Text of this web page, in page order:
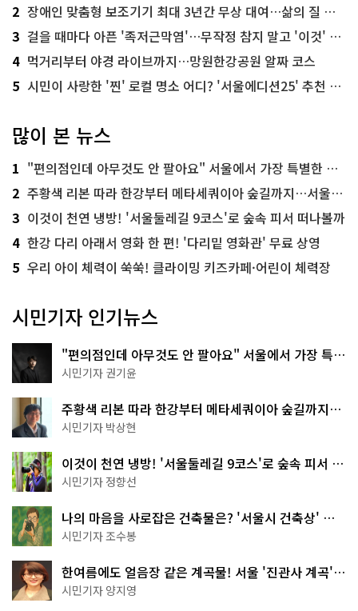
2 장애인 맞춤형 보조기기 최대 3년간 무상 대여…삶의 질 높인다
3 걸을 때마다 아픈 '족저근막염'…무작정 참지 말고 '이것' 해보세요!
4 먹거리부터 야경 라이브까지…망원한강공원 알짜 코스
5 시민이 사랑한 '찐' 로컬 명소 어디? '서울에디션25' 추천 코스
많이 본 뉴스
1 "편의점인데 아무것도 안 팔아요" 서울에서 가장 특별한 편의점의 정체
2 주황색 리본 따라 한강부터 메타세쿼이아 숲길까지…서울둘레길 15코스
3 이것이 천연 냉방! '서울둘레길 9코스'로 숲속 피서 떠나볼까
4 한강 다리 아래서 영화 한 편! '다리밑 영화관' 무료 상영
5 우리 아이 체력이 쑥쑥! 클라이밍 키즈카페·어린이 체력장
시민기자 인기뉴스
"편의점인데 아무것도 안 팔아요" 서울에서 가장 특별
한 편의점의 정체
시민기자 권기윤
주황색 리본 따라 한강부터 메타세쿼이아 숲길까지…
서울둘레길 15코스
시민기자 박상현
이것이 천연 냉방! '서울둘레길 9코스'로 숲속 피서 떠
나볼까
시민기자 정향선
나의 마음을 사로잡은 건축물은? '서울시 건축상' 수
상작 공개!
시민기자 조수봉
한여름에도 얼음장 같은 계곡물! 서울 '진관사 계곡'이
천국이네~
시민기자 양지영